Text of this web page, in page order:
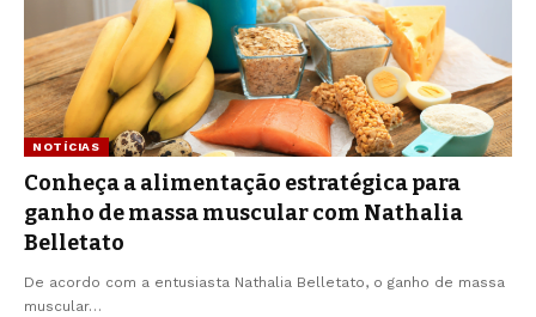
NOTÍCIAS
Conheça a alimentação estratégica para
ganho de massa muscular com Nathalia
Belletato
De acordo com a entusiasta Nathalia Belletato, o ganho de massa
muscular…